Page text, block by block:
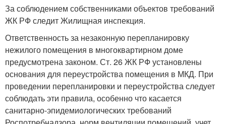
За соблюдением собственниками объектов требований
ЖК РФ следит Жилищная инспекция.
Ответственность за незаконную перепланировку
нежилого помещения в многоквартирном доме
предусмотрена законом. Ст. 26 ЖК РФ установлены
основания для переустройства помещения в МКД. При
проведении перепланировки и переустройства следует
соблюдать эти правила, особенно что касается
санитарно-эпидемиологических требований